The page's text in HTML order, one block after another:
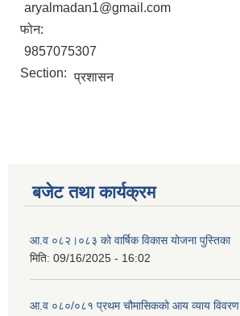
aryalmadan1@gmail.com
फोन:
9857075307
Section: प्रशासन
बजेट तथा कार्यक्रम
आ.व ०८२।०८३ को वार्षिक विकास योजना पुस्तिका
मिति: 09/16/2025 - 16:02
आ.व ०८०/०८१ प्रथम चौमासिकको आय व्याय विवरण